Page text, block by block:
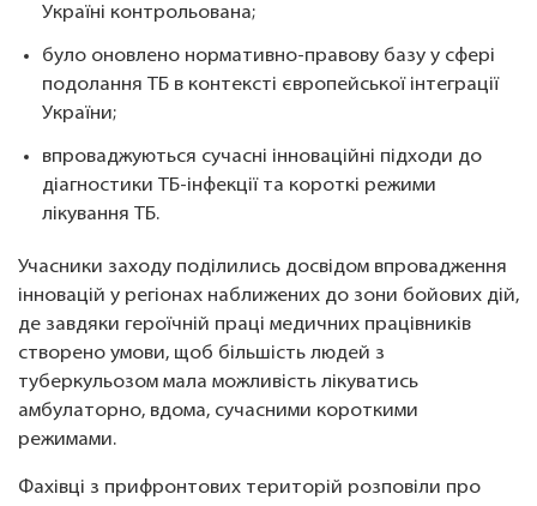
Україні контрольована;
було оновлено нормативно-правову базу у сфері
подолання ТБ в контексті європейської інтеграції
України;
впроваджуються сучасні інноваційні підходи до
діагностики ТБ-інфекції та короткі режими
лікування ТБ.
Учасники заходу поділились досвідом впровадження
інновацій у регіонах наближених до зони бойових дій,
де завдяки героїчній праці медичних працівників
створено умови, щоб більшість людей з
туберкульозом мала можливість лікуватись
амбулаторно, вдома, сучасними короткими
режимами.
Фахівці з прифронтових територій розповіли про